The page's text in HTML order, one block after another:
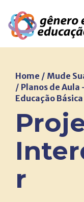
Pular
para
o
conteúdo
Home / Mude
/ Planos de
Educação Básica
r